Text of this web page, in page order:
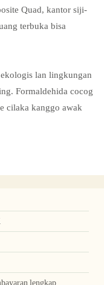
Quad, kantor siji-
terbuka bisa
lan lingkungan
Formaldehida cocog
cilaka kanggo awak
lengkap